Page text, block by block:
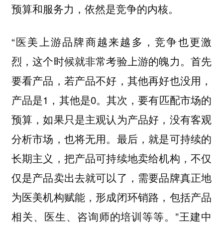
预算和服务力，依然是竞争的内核。
“医美上游品牌商越来越多，竞争也更激
烈，这个时候就非常考验上游的魄力。首先
要看产品，若产品不好，其他再好也没用，
产品是1，其他是0。其次，要有匹配市场的
预算，如果只是主观认为产品好，没有客观
分析市场，也将无用。最后，就是可持续的
长期主义，把产品可持续地卖给机构，不仅
仅是产品卖出去就可以了，需要品牌真正地
为医美机构赋能，形成闭环销路，包括产品
相关、医生、咨询师的培训等等。”王建中